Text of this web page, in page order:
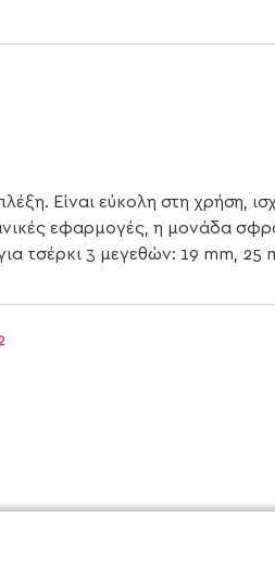
Είναι εύκολη στη χρήση,
εφαρμογές, η μονάδα
τσέρκι 3 μεγεθών: 19 mm, 25